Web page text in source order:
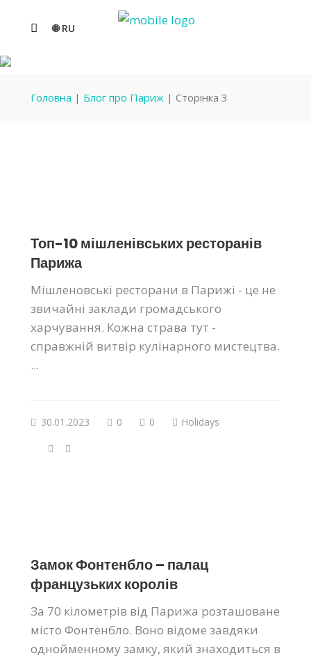
🌐 RU
Головна | Блог про Париж | Сторінка 3
Топ-10 мішленівських ресторанів
Парижа
Мішленовські ресторани в Парижі - це не
звичайні заклади громадського
харчування. Кожна страва тут -
справжній витвір кулінарного мистецтва.
...
30.01.2023 0 0 Holidays
Замок Фонтенбло – палац
французьких королів
За 70 кілометрів від Парижа розташоване
місто Фонтенбло. Воно відоме завдяки
однойменному замку, який знаходиться в